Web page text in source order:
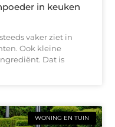
in keuken
vaker ziet in
Ook kleine
Dat is
WONING EN TUIN